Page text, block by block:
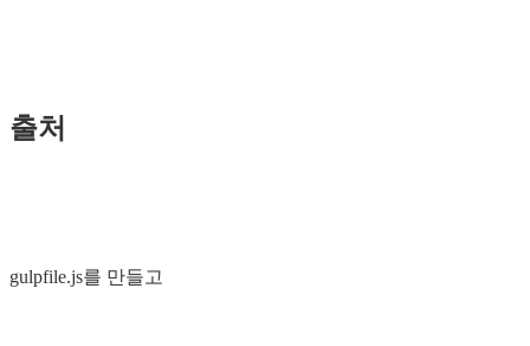
출처
gulpfile.js를 만들고